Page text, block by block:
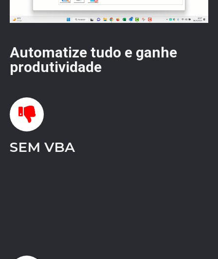
Automatize tudo e ganhe
produtividade
SEM VBA